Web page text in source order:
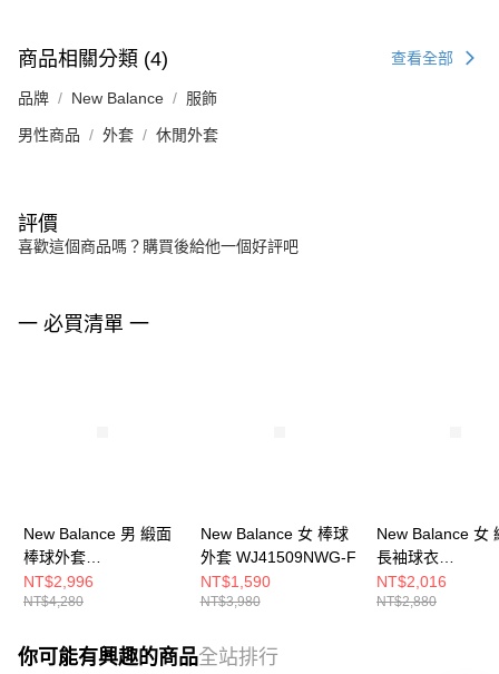
商品相關分類 (4) 查看全部
品牌 New Balance 服飾
男性商品 外套 休閒外套
評價
喜歡這個商品嗎？購買後給他一個好評吧
一 必買清單 一
New Balance 男 緞面
棒球外套
MJ6102R7TNV-F
NT$2,996
NT$4,280
New Balance 女 棒球
外套 WJ41509NWG-F
NT$1,590
NT$3,980
New Balance 女
長袖球衣
WT61145ILIN-F
NT$2,016
NT$2,880
你可能有興趣的商品全站排行